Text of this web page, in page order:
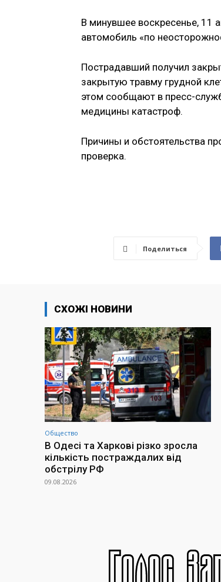
В минувшее воскресенье, 11
автомобиль «по
Пострадавший получил
закрытую травму грудной
этом сообщают в пресс-
медицины катастроф.
Причины и обстоятельства
проверка.
Поделиться
СХОЖІ НОВИНИ
Общество
В Одесі та Харкові різко зросла
кількість постраждалих від
обстрілу РФ
09.08.2026